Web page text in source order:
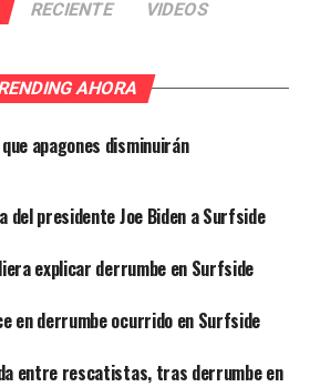
RECIENTE VIDEOS
AHORA
apagones disminuirán
del presidente Joe Biden a Surfside
explicar derrumbe en Surfside
en derrumbe ocurrido en Surfside
entre rescatistas, tras derrumbe en